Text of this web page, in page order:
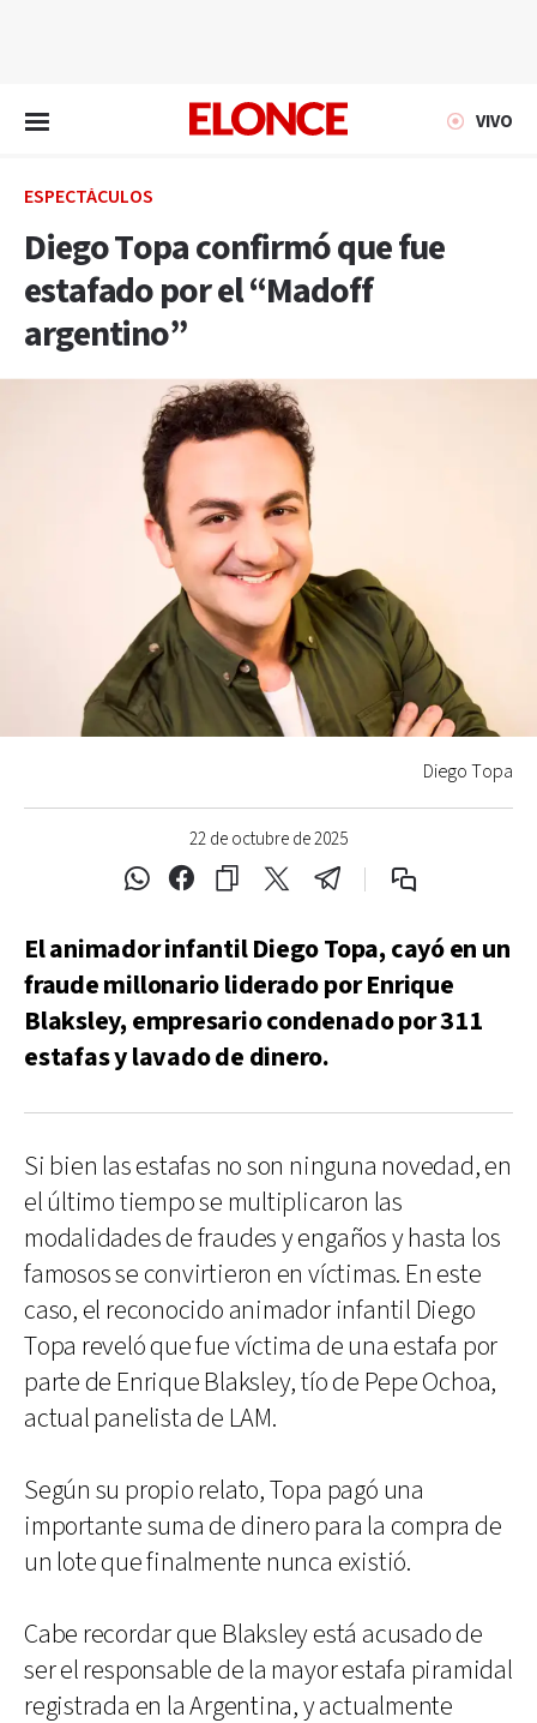
VIVO
ESPECTÁCULOS
Diego Topa confirmó que fue
estafado por el “Madoff
argentino”
22 de octubre de 2025
Diego Topa
El animador infantil Diego Topa, cayó en un
fraude millonario liderado por Enrique
Blaksley, empresario condenado por 311
estafas y lavado de dinero.
Si bien las estafas no son ninguna novedad, en
el último tiempo se multiplicaron las
modalidades de fraudes y engaños y hasta los
famosos se convirtieron en víctimas. En este
caso, el reconocido animador infantil Diego
Topa reveló que fue víctima de una estafa por
parte de Enrique Blaksley, tío de Pepe Ochoa,
actual panelista de LAM.
Según su propio relato, Topa pagó una
importante suma de dinero para la compra de
un lote que finalmente nunca existió.
Cabe recordar que Blaksley está acusado de
ser el responsable de la mayor estafa piramidal
registrada en la Argentina, y actualmente